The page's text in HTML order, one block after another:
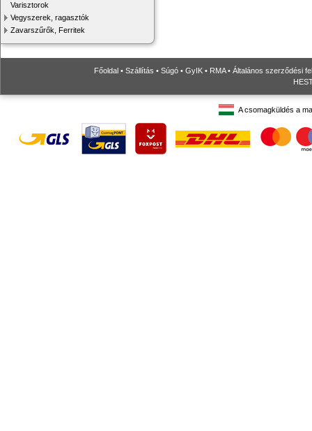
Varisztorok
Vegyszerek, ragasztók
Zavarszűrők, Ferritek
Főoldal • Szállítás • Súgó • GyIK • RMA• Általános szerződési
A csomagküldés a